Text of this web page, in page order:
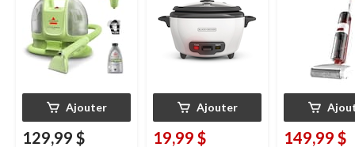
d'ameublement
Ajouter
129,99 $
Ajouter
19,99 $ 149,99 $